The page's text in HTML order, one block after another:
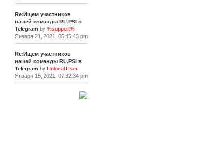
Re:Ищем участников
нашей команды RU.PSI в
Telegram by %support%
Января 21, 2021, 05:45:43 pm
Re:Ищем участников
нашей команды RU.PSI в
Telegram by Unlocal User
Января 15, 2021, 07:32:34 pm